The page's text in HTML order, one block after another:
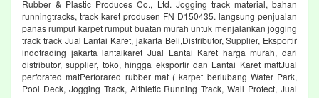
Rubber & Plastic Produces Co., Ltd. Jogging track material, bahan
runningtracks, track karet produsen FN D150435. langsung penjualan
panas rumput karpet rumput buatan murah untuk menjalankan jogging
track track Jual Lantai Karet, jakarta Beli,Distributor, Supplier, Eksportir
indotrading jakarta lantaikaret Jual Lantai Karet harga murah, dari
distributor, supplier, toko, hingga eksportir dan Lantai Karet mattJual
perforated matPerforared rubber mat ( karpet berlubang Water Park,
Pool Deck, Jogging Track, Althletic Running Track, Wall Protect, Jual